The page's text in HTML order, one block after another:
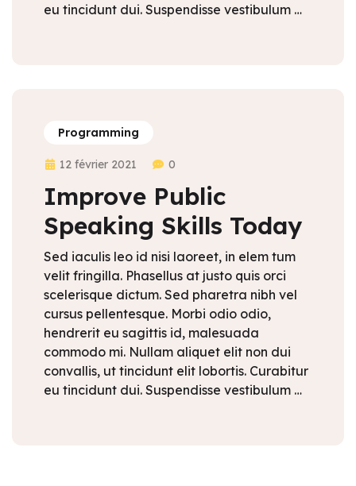
eu tincidunt dui. Suspendisse vestibulum …
Programming
12 février 2021 0
Improve Public
Speaking Skills Today
Sed iaculis leo id nisi laoreet, in elem tum
velit fringilla. Phasellus at justo quis orci
scelerisque dictum. Sed pharetra nibh vel
cursus pellentesque. Morbi odio odio,
hendrerit eu sagittis id, malesuada
commodo mi. Nullam aliquet elit non dui
convallis, ut tincidunt elit lobortis. Curabitur
eu tincidunt dui. Suspendisse vestibulum …